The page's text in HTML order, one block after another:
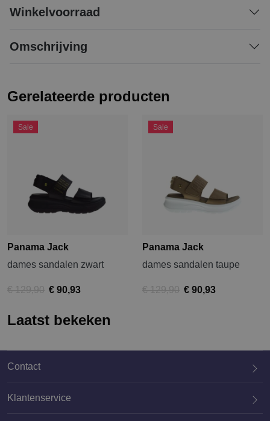
Winkelvoorraad
Omschrijving
Gerelateerde producten
Sale
Panama Jack
dames sandalen zwart
€ 129,90 € 90,93
Sale
Panama Jack
dames sandalen taupe
€ 129,90 € 90,93
Laatst bekeken
Contact
Klantenservice